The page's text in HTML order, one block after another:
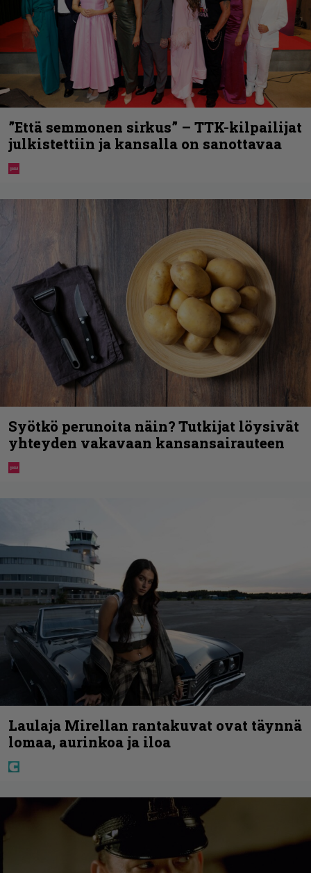
”Että semmonen sirkus” – TTK-kilpailijat
julkistettiin ja kansalla on sanottavaa
Syötkö perunoita näin? Tutkijat löysivät
yhteyden vakavaan kansansairauteen
Laulaja Mirellan rantakuvat ovat täynnä
lomaa, aurinkoa ja iloa